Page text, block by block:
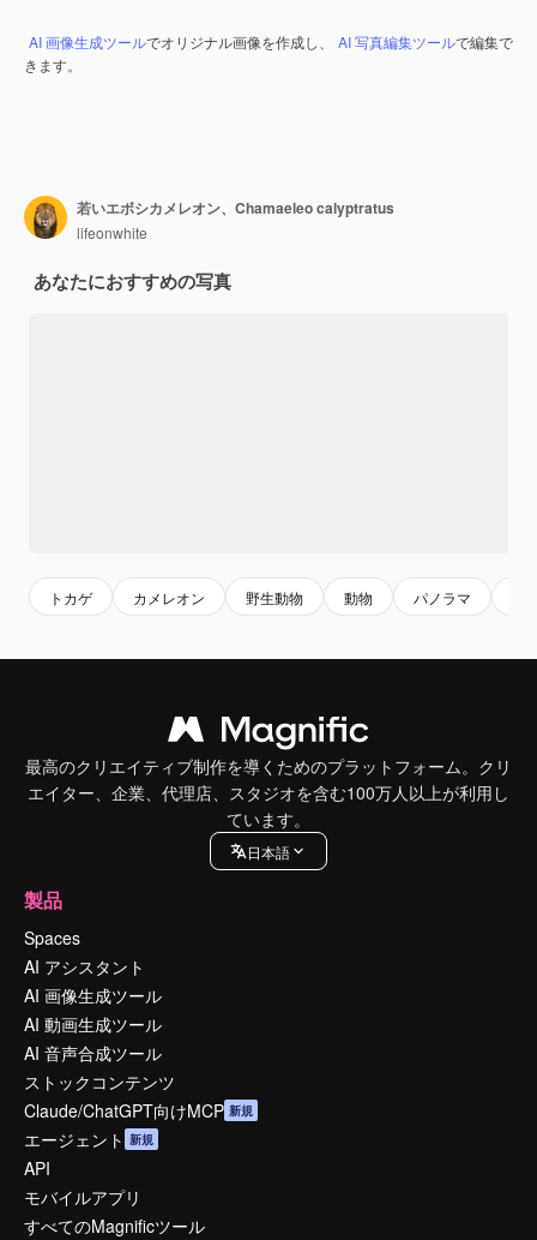
AI 画像生成ツールでオリジナル画像を作成し、 AI 写真編集ツールで編集で
きます。
若いエボシカメレオン、Chamaeleo calyptratus
lifeonwhite
あなたにおすすめの写真
トカゲ カメレオン 野生動物 動物 パノラマ
最高のクリエイティブ制作を導くためのプラットフォーム。クリ
エイター、企業、代理店、スタジオを含む100万人以上が利用し
ています。
日本語
製品
Spaces
AI アシスタント
AI 画像生成ツール
AI 動画生成ツール
AI 音声合成ツール
ストックコンテンツ
Claude/ChatGPT向けMCP 新規
エージェント 新規
API
モバイルアプリ
すべてのMagnificツール